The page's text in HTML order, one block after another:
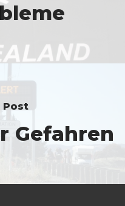
Post
Gefahren